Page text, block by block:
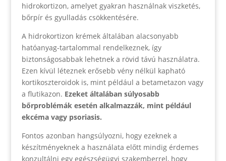
hidrokortizon, amelyet gyakran használnak viszketés,
bőrpír és gyulladás csökkentésére.
A hidrokortizon krémek általában alacsonyabb
hatóanyag-tartalommal rendelkeznek, így
biztonságosabbak lehetnek a rövid távú használatra.
Ezen kívül léteznek erősebb vény nélkül kapható
kortikoszteroidok is, mint például a betametazon vagy
a flutikazon. Ezeket általában súlyosabb
bőrproblémák esetén alkalmazzák, mint például
ekcéma vagy psoriasis.
Fontos azonban hangsúlyozni, hogy ezeknek a
készítményeknek a használata előtt mindig érdemes
konzultálni egy egészségügyi szakemberrel, hogy